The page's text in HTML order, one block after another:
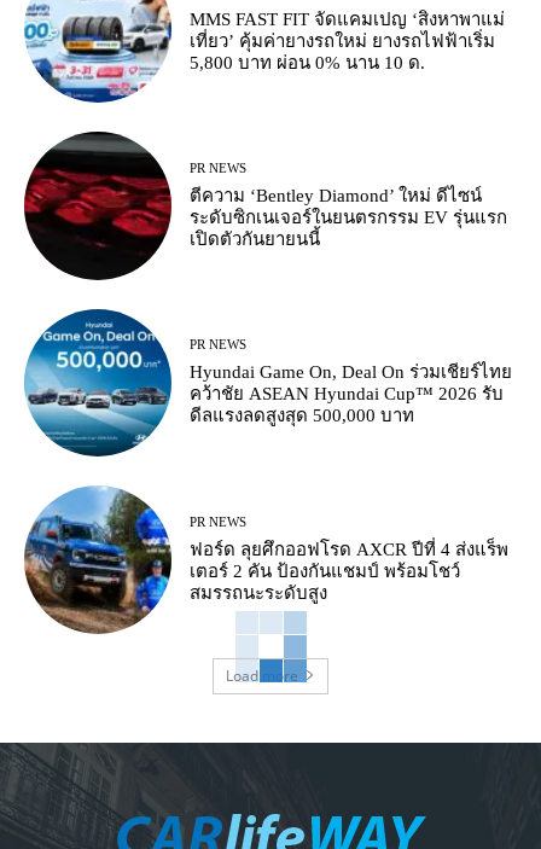
MMS FAST FIT จัดแคมเปญ ‘สิงหาพาแม่
เที่ยว’ คุ้มค่ายางรถใหม่ ยางรถไฟฟ้าเริ่ม
5,800 บาท ผ่อน 0% นาน 10 ด.
PR NEWS
ตีความ ‘Bentley Diamond’ ใหม่ ดีไซน์
ระดับซิกเนเจอร์ในยนตรกรรม EV รุ่นแรก
เปิดตัวกันยายนนี้
PR NEWS
Hyundai Game On, Deal On ร่วมเชียร์ไทย
คว้าชัย ASEAN Hyundai Cup™ 2026 รับ
ดีลแรงลดสูงสุด 500,000 บาท
PR NEWS
ฟอร์ด ลุยศึกออฟโรด AXCR ปีที่ 4 ส่งแร็พ
เตอร์ 2 คัน ป้องกันแชมป์ พร้อมโชว์
สมรรถนะระดับสูง
Load more